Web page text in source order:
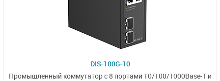
DIS-100G-10
Промышленный коммутаторс 8 портами 10/100/1000Base-Tи